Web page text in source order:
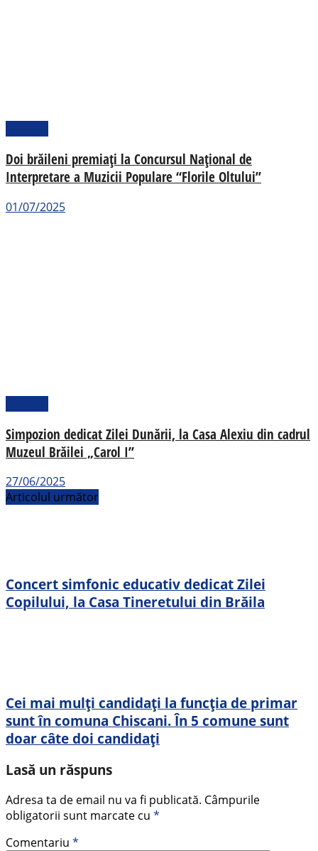
Doi brăileni premiați la Concursul Național de
Interpretare a Muzicii Populare “Florile Oltului”
01/07/2025
Simpozion dedicat Zilei Dunării, la Casa Alexiu din cadrul
Muzeul Brăilei „Carol I”
27/06/2025
Articolul următor
Concert simfonic educativ dedicat Zilei
Copilului, la Casa Tineretului din Brăila
Cei mai mulți candidați la funcția de primar
sunt în comuna Chiscani. În 5 comune sunt
doar câte doi candidați
Lasă un răspuns
Adresa ta de email nu va fi publicată. Câmpurile
obligatorii sunt marcate cu *
Comentariu *